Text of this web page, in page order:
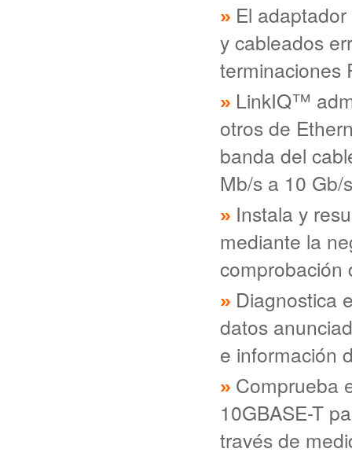
El
y cableados
terminaciones
LinkIQ™
otros de
banda del
Mb/s a 10 Gb/
Instala y
mediante la
comprobación
Diagnostica
datos
e información
Comprueba
10GBASE-T
través de